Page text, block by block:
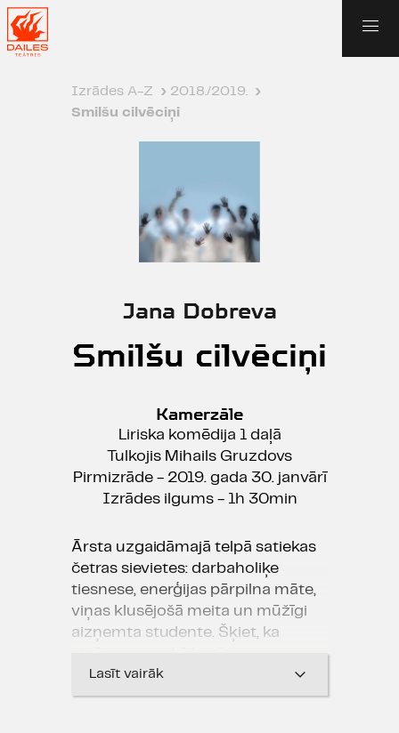
Izrādes A-Z › 2018./2019. ›
Smilšu cilvēciņi
Jana Dobreva
Smilšu cilvēciņi
Kamerzāle
Liriska komēdija 1 daļā
Tulkojis Mihails Gruzdovs
Pirmizrāde - 2019. gada 30. janvārī
Izrādes ilgums - 1h 30min
Ārsta uzgaidāmajā telpā satiekas
četras sievietes: darbaholiķe
tiesnese, enerģijas pārpilna māte,
viņas klusējošā meita un mūžīgi
aizņemta studente. Šķiet, ka
Lasīt vairāk